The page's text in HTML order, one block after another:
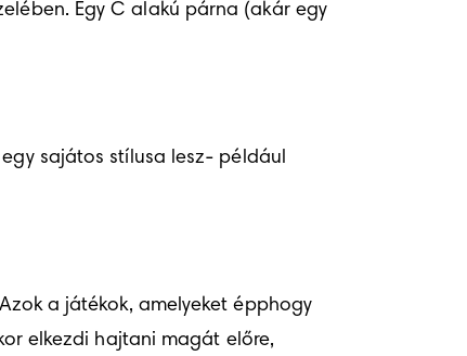
Egy C alakú párna (akár egy
sajátos stílusa lesz- például
a játékok, amelyeket épphogy
elkezdi hajtani magát előre,